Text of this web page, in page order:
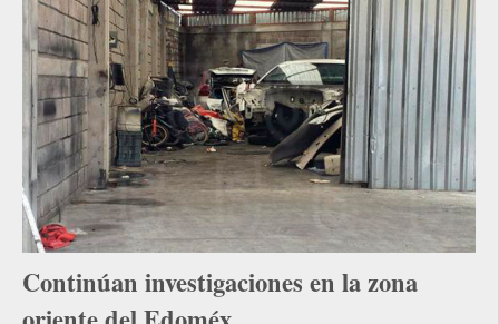
Continúan investigaciones en la zona